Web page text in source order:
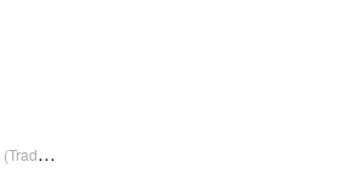
(Tradução)